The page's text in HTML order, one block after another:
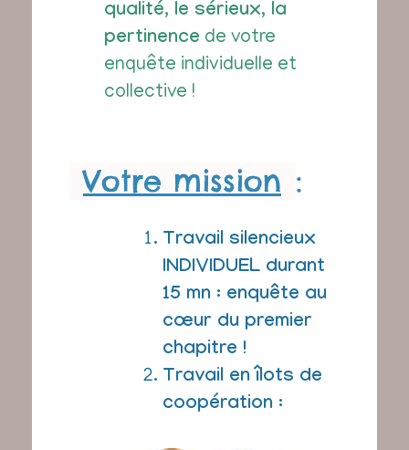
qualité, le sérieux, la
pertinence de votre
enquête individuelle et
collective !
Votre mission :
Travail silencieux
INDIVIDUEL durant
15 mn : enquête au
cœur du premier
chapitre !
Travail en îlots de
coopération :